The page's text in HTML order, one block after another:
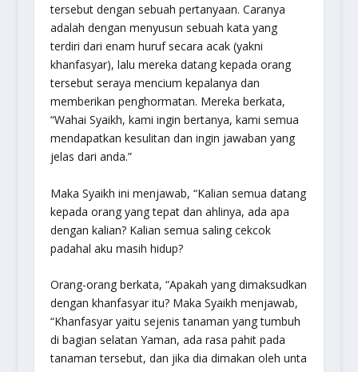
tersebut dengan sebuah pertanyaan. Caranya
adalah dengan menyusun sebuah kata yang
terdiri dari enam huruf secara acak (yakni
khanfasyar), lalu mereka datang kepada orang
tersebut seraya mencium kepalanya dan
memberikan penghormatan. Mereka berkata,
“Wahai Syaikh, kami ingin bertanya, kami semua
mendapatkan kesulitan dan ingin jawaban yang
jelas dari anda.”
Maka Syaikh ini menjawab, “Kalian semua datang
kepada orang yang tepat dan ahlinya, ada apa
dengan kalian? Kalian semua saling cekcok
padahal aku masih hidup?
Orang-orang berkata, “Apakah yang dimaksudkan
dengan khanfasyar itu? Maka Syaikh menjawab,
“Khanfasyar yaitu sejenis tanaman yang tumbuh
di bagian selatan Yaman, ada rasa pahit pada
tanaman tersebut, dan jika dia dimakan oleh unta